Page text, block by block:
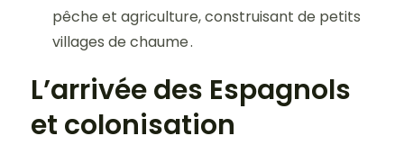
pêche et agriculture, construisant de petits
villages de chaume .
L’arrivée des Espagnols
et colonisation